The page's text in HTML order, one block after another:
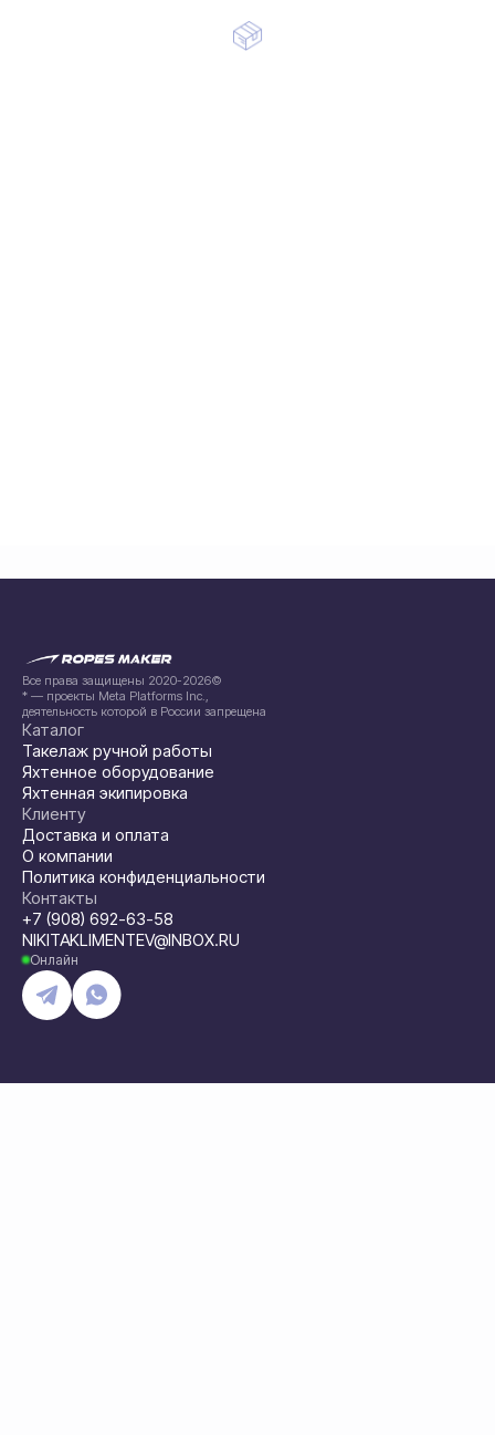
Все права защищены 2020-2026©
* — проекты Meta Platforms Inc.,
деятельность которой в России запрещена
Каталог
Такелаж ручной работы
Яхтенное оборудование
Яхтенная экипировка
Клиенту
Доставка и оплата
О компании
Политика конфиденциальности
Контакты
+7 (908) 692-63-58
NIKITAKLIMENTEV@INBOX.RU
Онлайн